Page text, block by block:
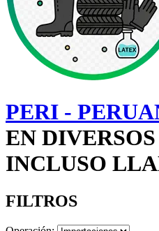
PERI -
EN
INCLUSO
FILTROS